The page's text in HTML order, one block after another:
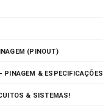
(PINOUT)
PINAGEM & ESPECIFICAÇÕES
& SISTEMAS!